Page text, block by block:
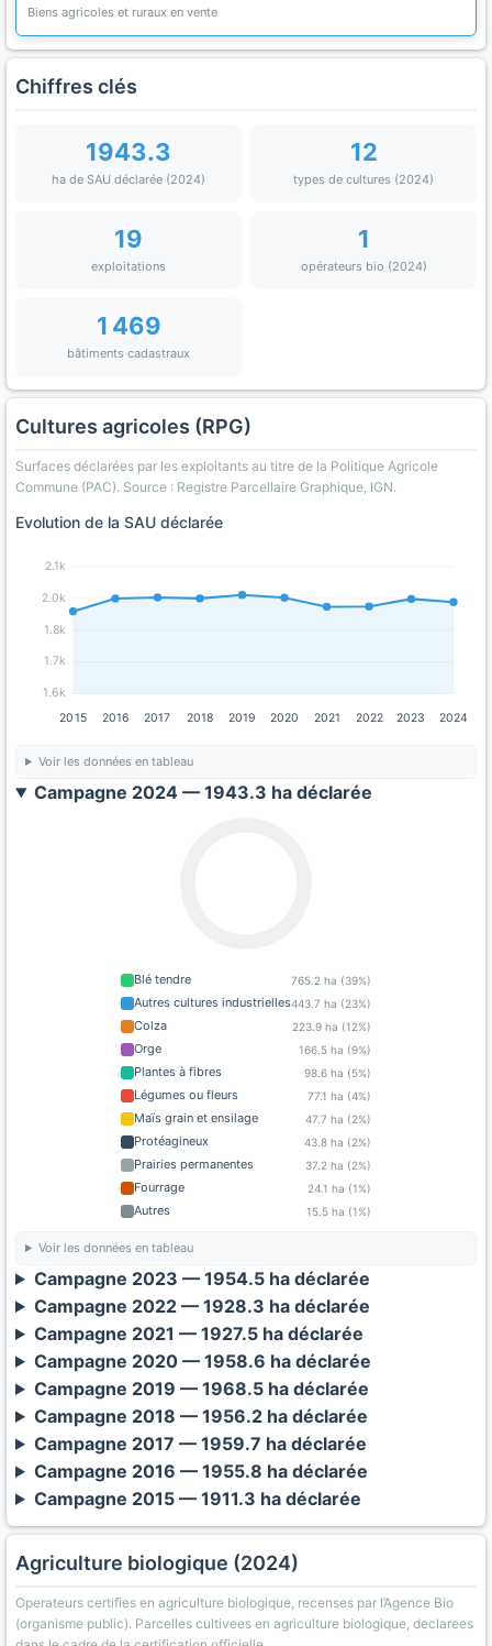
Biens agricoles et ruraux en vente
Chiffres clés
1943.3
ha de SAU déclarée (2024)
12
types de cultures (2024)
19
exploitations
1
opérateurs bio (2024)
1 469
bâtiments cadastraux
Cultures agricoles (RPG)
Surfaces déclarées par les exploitants au titre de la Politique Agricole
Commune (PAC). Source : Registre Parcellaire Graphique, IGN.
Evolution de la SAU déclarée
1.6k
1.7k
1.8k
2.0k
2.1k
2015 2016 2017 2018 2019 2020 2021 2022 2023 2024
Voir les données en tableau
Campagne 2024 — 1943.3 ha déclarée
Blé tendre 765.2 ha (39%)
Autres cultures industrielles443.7 ha (23%)
Colza 223.9 ha (12%)
Orge 166.5 ha (9%)
Plantes à fibres 98.6 ha (5%)
Légumes ou fleurs 77.1 ha (4%)
Maïs grain et ensilage 47.7 ha (2%)
Protéagineux 43.8 ha (2%)
Prairies permanentes 37.2 ha (2%)
Fourrage 24.1 ha (1%)
Autres 15.5 ha (1%)
Voir les données en tableau
Campagne 2023 — 1954.5 ha déclarée
Campagne 2022 — 1928.3 ha déclarée
Campagne 2021 — 1927.5 ha déclarée
Campagne 2020 — 1958.6 ha déclarée
Campagne 2019 — 1968.5 ha déclarée
Campagne 2018 — 1956.2 ha déclarée
Campagne 2017 — 1959.7 ha déclarée
Campagne 2016 — 1955.8 ha déclarée
Campagne 2015 — 1911.3 ha déclarée
Agriculture biologique (2024)
Operateurs certifies en agriculture biologique, recenses par l’Agence Bio
(organisme public). Parcelles cultivees en agriculture biologique, declarees